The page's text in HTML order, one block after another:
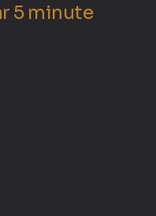
5 minute